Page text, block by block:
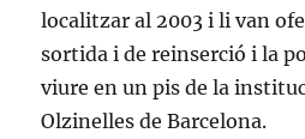
localitzar al 2003 i li van
sortida i de reinserció i la
viure en un pis de la
Olzinelles de Barcelona.